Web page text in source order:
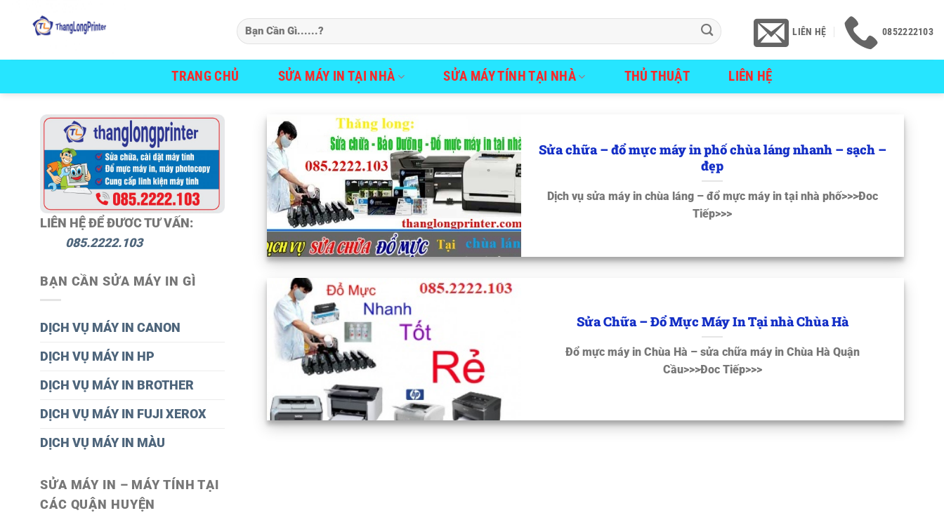
LIÊN HỆ 0852222103
TRANG CHỦ SỬA MÁY IN TẠI NHÀ SỬA MÁY TÍNH TẠI NHÀ THỦ THUẬT LIÊN HỆ
LIÊN HỆ ĐỂ ĐƯƠC TƯ VẤN:
085.2222.103
BẠN CẦN SỬA MÁY IN GÌ
DỊCH VỤ MÁY IN CANON
DỊCH VỤ MÁY IN HP
DỊCH VỤ MÁY IN BROTHER
DỊCH VỤ MÁY IN FUJI XEROX
DỊCH VỤ MÁY IN MÀU
SỬA MÁY IN – MÁY TÍNH TẠI
CÁC QUẬN HUYỆN
Sửa chữa – đổ mực máy in phố chùa láng nhanh – sạch –
đẹp
Dịch vụ sửa máy in chùa láng – đổ mực máy in tại nhà phố>>>Đoc
Tiếp>>>
Sửa Chữa – Đổ Mực Máy In Tại nhà Chùa Hà
Đổ mực máy in Chùa Hà – sửa chữa máy in Chùa Hà Quận
Cầu>>>Đoc Tiếp>>>